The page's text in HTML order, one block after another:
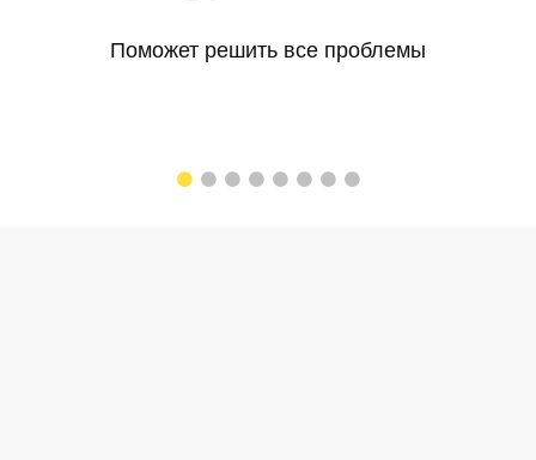
Поможет решить все проблемы